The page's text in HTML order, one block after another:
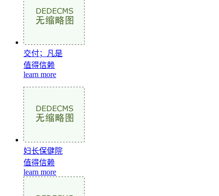
交付；凡是
值得信赖
learn more
妇长保健院
值得信赖
learn more